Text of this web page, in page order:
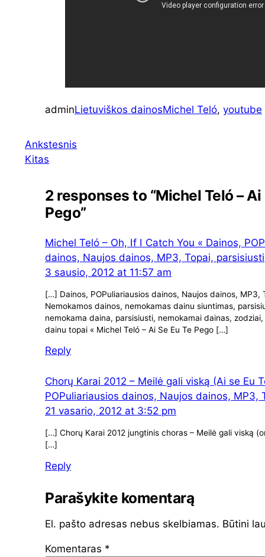
adminLietuviškos dainosMichel Teló, youtube
Ankstesnis
Kitas
2 responses to “Michel Teló – Ai
Pego”
Michel Teló – Oh, If I Catch You « Dainos,
dainos, Naujos dainos, MP3, Topai, parsisiusti
3 sausio, 2012 at 11:57 am
[…] Dainos, POPuliariausios dainos, Naujos dainos, MP3,
Nemokamos dainos, nemokamas dainu siuntimas,
nemokama daina, parsisiusti, nemokamai dainas,
dainu topai « Michel Teló – Ai Se Eu Te Pego […]
Reply
Chorų Karai 2012 – Meilė gali viską (Ai se Eu
POPuliariausios dainos, Naujos dainos, MP3,
21 vasario, 2012 at 3:52 pm
[…] Chorų Karai 2012 jungtinis choras – Meilė gali viską
[…]
Reply
Parašykite komentarą
El. pašto adresas nebus skelbiamas. Būtini
Komentaras *